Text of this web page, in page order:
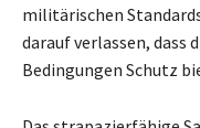
militärischen
darauf verlassen, dass
Bedingungen Schutz